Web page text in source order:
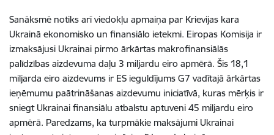
Sanāksmē notiks arī viedokļu apmaiņa par Krievijas kara
Ukrainā ekonomisko un finansiālo ietekmi. Eiropas Komisija ir
izmaksājusi Ukrainai pirmo ārkārtas makrofinansiālās
palīdzības aizdevuma daļu 3 miljardu eiro apmērā. Šis 18,1
miljarda eiro aizdevums ir ES ieguldījums G7 vadītajā ārkārtas
ieņēmumu paātrināšanas aizdevumu iniciatīvā, kuras mērķis ir
sniegt Ukrainai finansiālu atbalstu aptuveni 45 miljardu eiro
apmērā. Paredzams, ka turpmākie maksājumi Ukrainai